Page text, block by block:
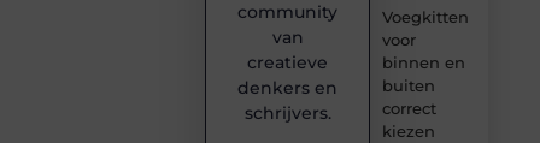
Voegkitten
voor
binnen en
buiten
correct
kiezen
community
van
creatieve
denkers en
schrijvers.